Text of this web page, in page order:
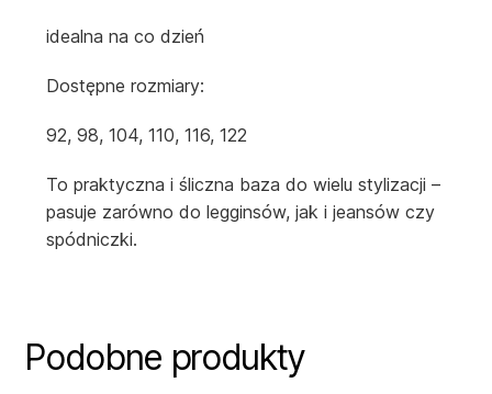
idealna na co dzień
Dostępne rozmiary:
92, 98, 104, 110, 116, 122
To praktyczna i śliczna baza do wielu stylizacji –
pasuje zarówno do legginsów, jak i jeansów czy
spódniczki.
Podobne produkty